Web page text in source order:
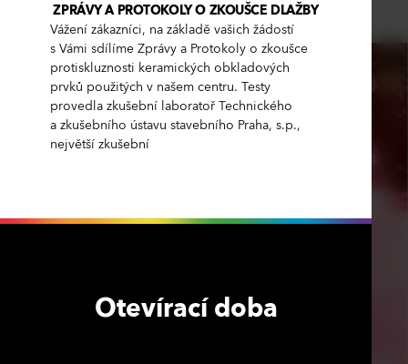
ZPRÁVY A PROTOKOLY O ZKOUŠCE DLAŽBY
Vážení zákazníci, na základě vašich žádostí
s Vámi sdílíme Zprávy a Protokoly o zkoušce
protiskluznosti keramických obkladových
prvků použitých v našem centru. Testy
provedla zkušební laboratoř Technického
a zkušebního ústavu stavebního Praha, s.p.,
největší zkušební
Otevírací doba